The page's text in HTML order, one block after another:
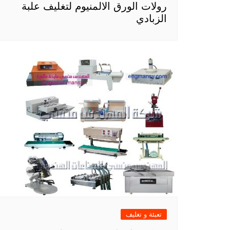
رولات الورق الالمنيوم لتغليف علبة
الزبادي
تعبئة و تغليف